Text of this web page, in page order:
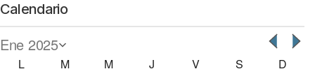
Calendario
L M M J V S
D